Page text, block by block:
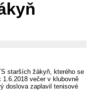
starších žákyň, kterého se
večer v klubovně
doslova zaplavil tenisové